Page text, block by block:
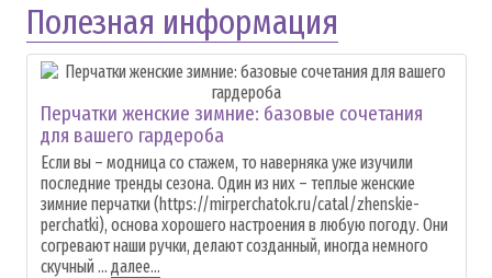
Полезная информация
Перчатки женские зимние: базовые сочетания
для вашего гардероба
Если вы – модница со стажем, то наверняка уже изучили
последние тренды сезона. Один из них – теплые женские
зимние перчатки (https://mirperchatok.ru/catal/zhenskie-
perchatki), основа хорошего настроения в любую погоду. Они
согревают наши ручки, делают созданный, иногда немного
скучный ... далее...